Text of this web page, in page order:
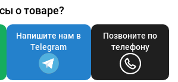
о товаре?
Напишите нам в
Telegram
Позвоните по
телефону